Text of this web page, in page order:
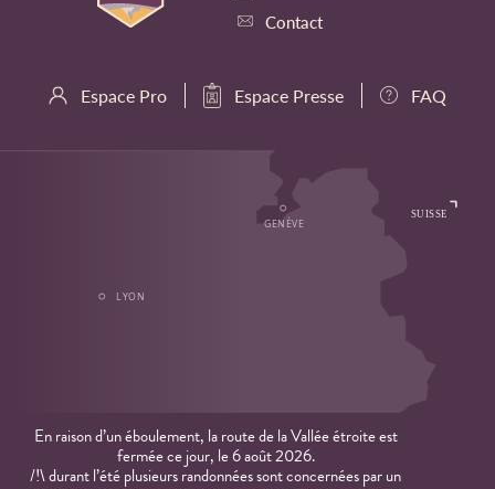
En raison d’un éboulement, la route de la Vallée étroite est
fermée ce jour, le 6 août 2026.
/!\ durant l’été plusieurs randonnées sont concernées par un
Contact
Espace Pro Espace Presse FAQ